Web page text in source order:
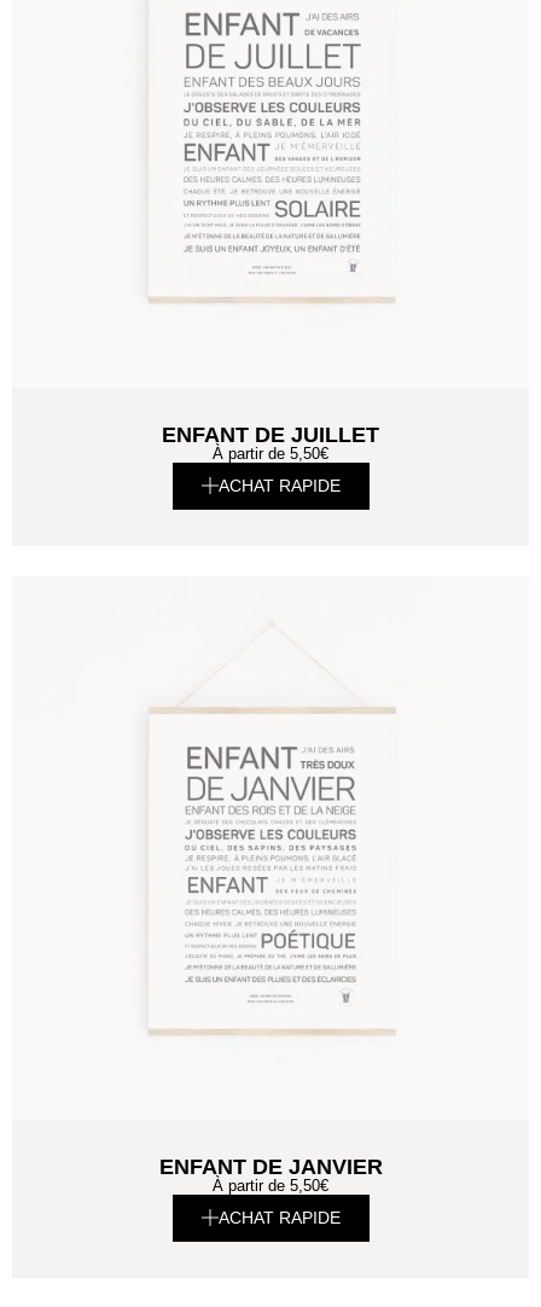
ENFANT DE JUILLET
À partir de 5,50€
ACHAT RAPIDE
ENFANT DE JANVIER
À partir de 5,50€
ACHAT RAPIDE